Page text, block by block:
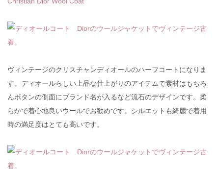
ヴィンテージのクリスチャンディオールのハーフコートになりま
す。ディオールらしい上品な仕上がりのアイテムで素材はもちろ
んボタンの側面にブランド名が入るなど流石のデザインです。柔
らかで着心地良いウールでお勧めです。シルエットも綺麗で着用
時の満足度はとても高いです。